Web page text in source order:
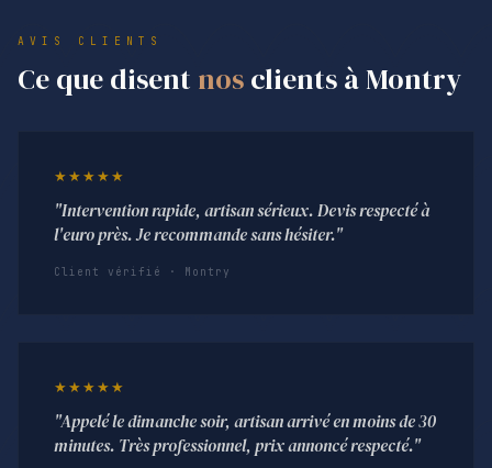
AVIS CLIENTS
Ce que disent nosclients à Montry
★★★★★
"Intervention rapide, artisan sérieux. Devis respecté à
l'euro près. Je recommande sans hésiter."
Client vérifié · Montry
★★★★★
"Appelé le dimanche soir, artisan arrivé en moins de 30
minutes. Très professionnel, prix annoncé respecté."